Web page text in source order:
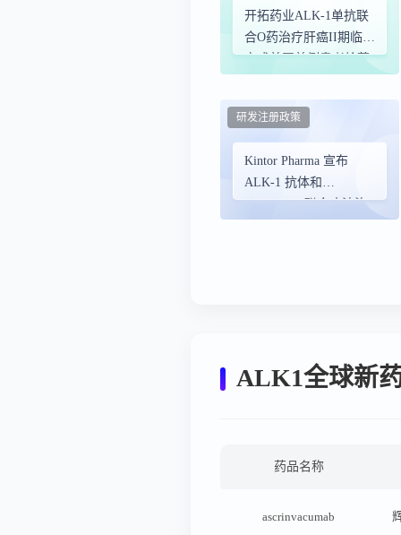
开拓药业ALK-1单抗联
合O药治疗肝癌II期临床
完成美国首例患者给药
Kintor Pharma 宣布
ALK-1 抗体和
Nivolumab 联合疗法治
研发注册政策
ALK1全球新
药品名称
ascrinvacumab